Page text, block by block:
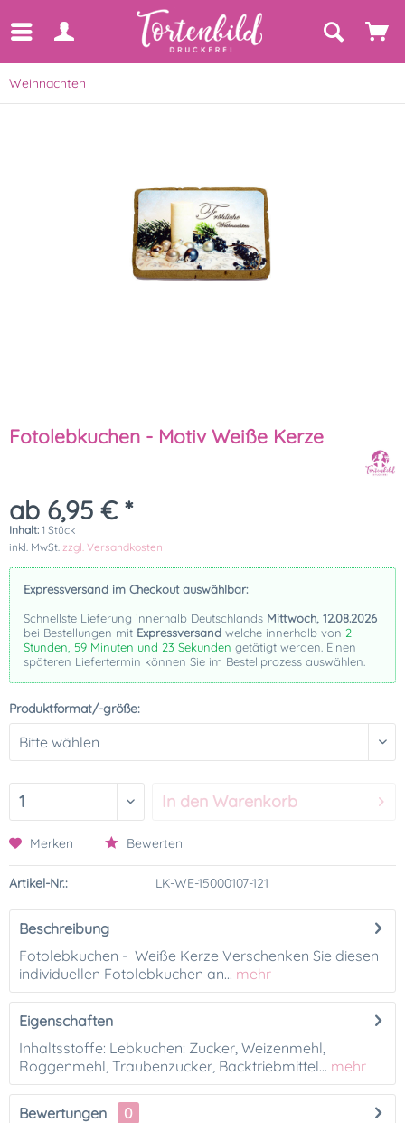
Weihnachten
Fotolebkuchen - Motiv Weiße Kerze
ab 6,95 € *
Inhalt: 1 Stück
inkl. MwSt. zzgl. Versandkosten
Expressversand im Checkout auswählbar:
Schnellste Lieferung innerhalb Deutschlands Mittwoch, 12.08.2026
bei Bestellungen mit Expressversand welche innerhalb von 2
Stunden, 59 Minuten und 23 Sekunden getätigt werden. Einen
späteren Liefertermin können Sie im Bestellprozess auswählen.
Produktformat/-größe:
In den Warenkorb
Merken Bewerten
Artikel-Nr.: LK-WE-15000107-121
Beschreibung
Fotolebkuchen - Weiße Kerze Verschenken Sie diesen
individuellen Fotolebkuchen an... mehr
Eigenschaften
Inhaltsstoffe: Lebkuchen: Zucker, Weizenmehl,
Roggenmehl, Traubenzucker, Backtriebmittel... mehr
Bewertungen
0